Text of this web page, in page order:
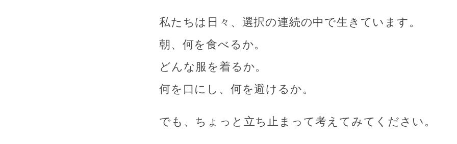
私たちは日々、選択の連続の中で生きています。
朝、何を食べるか。
どんな服を着るか。
何を口にし、何を避けるか。
でも、ちょっと立ち止まって考えてみてください。